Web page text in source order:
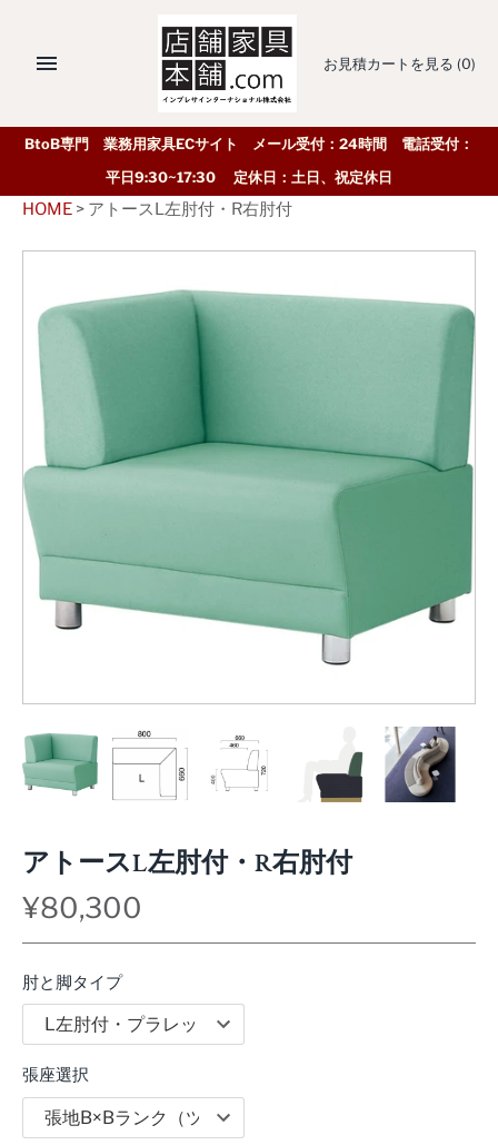
お見積カートを見る (0)
BtoB専門 業務用家具ECサイト メール受付：24時間 電話受付：
平日9:30~17:30 定休日：土日、祝定休日
HOME > アトースL左肘付・R右肘付
アトースL左肘付・R右肘付
¥80,300
肘と脚タイプ
張座選択